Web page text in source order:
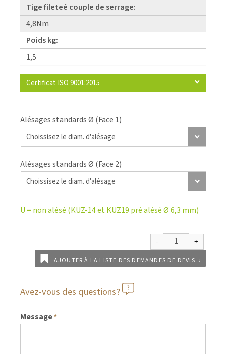
Tige fileteé couple de serrage:
4,8Nm
Poids kg:
1,5
Certificat ISO 9001:2015
Alésages standards Ø (Face 1)
Alésages standards Ø (Face 2)
U = non alésé (KUZ-14 et KUZ19 pré alésé Ø 6,3 mm)
AJOUTER À LA LISTE DES DEMANDES DE DEVIS
Avez-vous des questions?
Message*